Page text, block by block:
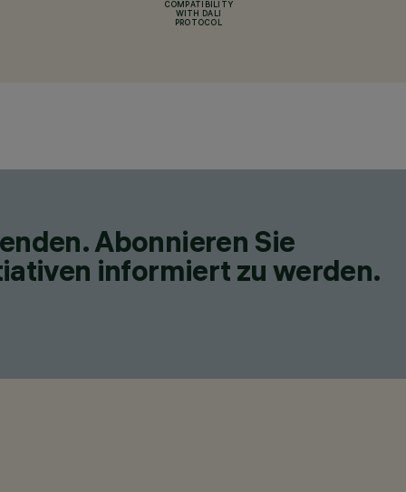
COMPATIBILITY
WITH DALI
PROTOCOL
Abonnieren Sie
informiert zu werden.